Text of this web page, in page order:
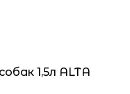
1,5л ALTA